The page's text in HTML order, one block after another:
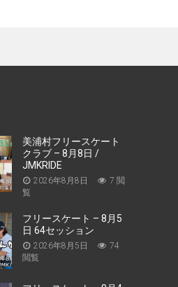
美浦村フリースケート
クラブ – 8月8日 /
JMKRIDE
2026年8月8日
7 閲
覧
フリースケート – 8月5
日 64セッション
2026年8月5日
74
閲覧